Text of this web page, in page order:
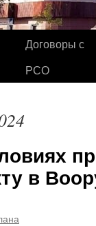
Договоры с
РСО
в